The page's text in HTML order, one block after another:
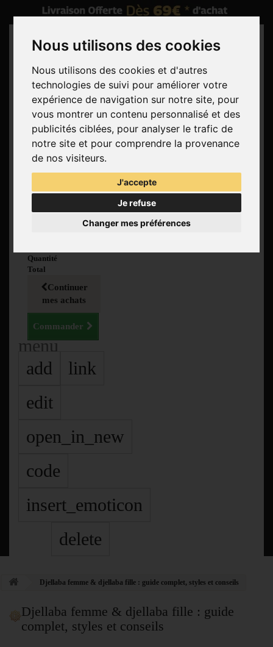
Nous utilisons des cookies
Nous utilisons des cookies et d'autres
technologies de suivi pour améliorer votre
expérience de navigation sur notre site, pour
vous montrer un contenu personnalisé et des
publicités ciblées, pour analyser le trafic de
notre site et pour comprendre la provenance
de nos visiteurs.
J'accepte
Je refuse
Changer mes préférences
Rechercher
Panier(vide)
Aucun produit
Livraison gratuite !
Livraison
Quantité
Total
Continuer
mes achats
Commander
menu
add
link
edit
open_in_new
code
insert_emoticon
delete
Djellaba femme & djellaba fille : guide complet, styles et conseils
Djellaba femme & djellaba fille : guide
complet, styles et conseils